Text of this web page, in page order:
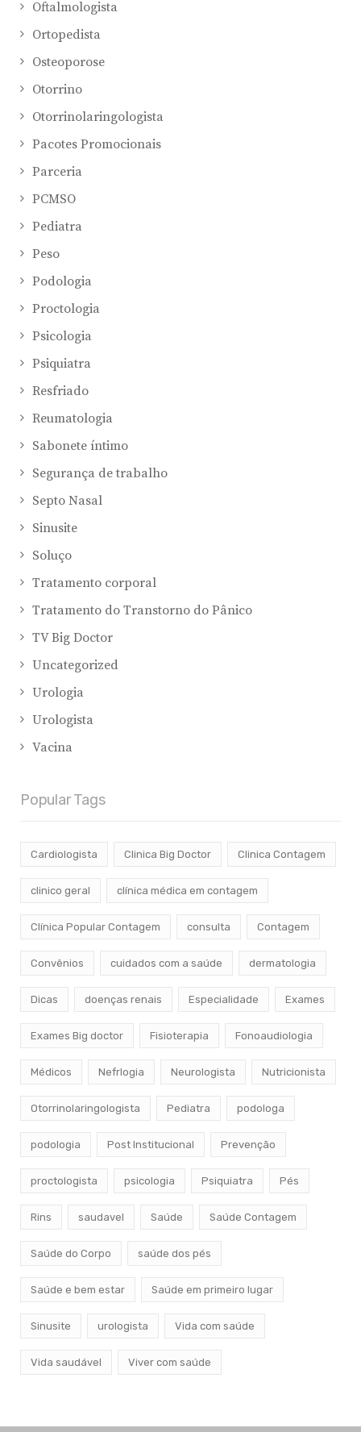
Oftalmologista
Ortopedista
Osteoporose
Otorrino
Otorrinolaringologista
Pacotes Promocionais
Parceria
PCMSO
Pediatra
Peso
Podologia
Proctologia
Psicologia
Psiquiatra
Resfriado
Reumatologia
Sabonete íntimo
Segurança de trabalho
Septo Nasal
Sinusite
Soluço
Tratamento corporal
Tratamento do Transtorno do Pânico
TV Big Doctor
Uncategorized
Urologia
Urologista
Vacina
Popular Tags
Cardiologista Clinica Big Doctor Clinica Contagem
clinico geral clínica médica em contagem
Clínica Popular Contagem consulta Contagem
Convênios cuidados com a saúde dermatologia
Dicas doenças renais Especialidade Exames
Exames Big doctor Fisioterapia Fonoaudiologia
Médicos Nefrlogia Neurologista Nutricionista
Otorrinolaringologista Pediatra podologa
podologia Post Institucional Prevenção
proctologista psicologia Psiquiatra Pés
Rins saudavel Saúde Saúde Contagem
Saúde do Corpo saúde dos pés
Saúde e bem estar Saúde em primeiro lugar
Sinusite urologista Vida com saúde
Vida saudável Viver com saúde